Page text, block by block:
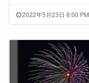
2022年5月23日 6:00 PM